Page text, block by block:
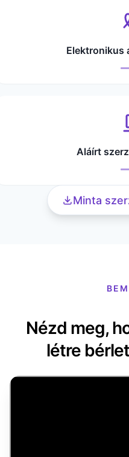
Elektronikus
Aláírt
Minta
Nézd meg,
létre